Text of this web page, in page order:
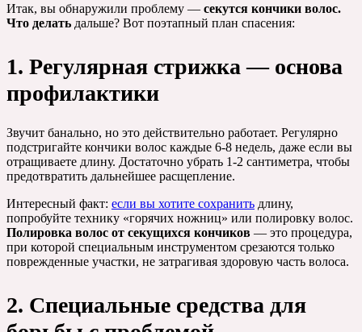
Итак, вы обнаружили проблему — секутся кончики волос.
Что делать дальше? Вот поэтапный план спасения:
1. Регулярная стрижка — основа
профилактики
Звучит банально, но это действительно работает. Регулярно
подстригайте кончики волос каждые 6-8 недель, даже если вы
отращиваете длину. Достаточно убрать 1-2 сантиметра, чтобы
предотвратить дальнейшее расщепление.
Интересный факт: если вы хотите сохранить длину,
попробуйте технику «горячих ножниц» или полировку волос.
Полировка волос от секущихся кончиков — это процедура,
при которой специальным инструментом срезаются только
поврежденные участки, не затрагивая здоровую часть волоса.
2. Специальные средства для